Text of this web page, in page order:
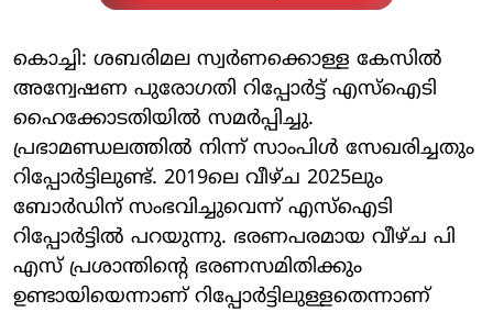
കൊച്ചി: ശബരിമല സ്വര്‍ണക്കൊള്ള കേസില്‍
അന്വേഷണ പുരോഗതി റിപ്പോര്‍ട്ട് എസ്‌ഐടി
ഹൈക്കോടതിയില്‍ സമര്‍പ്പിച്ചു.
പ്രഭാമണ്ഡലത്തില്‍ നിന്ന് സാംപിള്‍ സേഖരിച്ചതും
റിപ്പോര്‍ട്ടിലുണ്ട്. 2019ലെ വീഴ്ച 2025ലും
ബോര്‍ഡിന് സംഭവിച്ചുവെന്ന് എസ്‌ഐടി
റിപ്പോര്‍ട്ടില്‍ പറയുന്നു. ഭരണപരമായ വീഴ്ച പി
എസ് പ്രശാന്തിന്റെ ഭരണസമിതിക്കും
ഉണ്ടായിയെന്നാണ് റിപ്പോര്‍ട്ടിലുള്ളതെന്നാണ്